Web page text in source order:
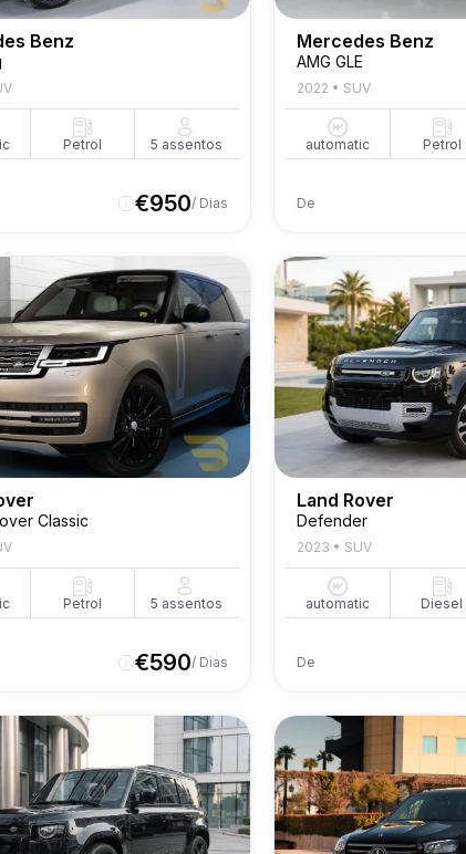
Benz
Petrol 5 assentos
€950/ Dias
Mercedes Benz
AMG GLE
2022 • SUV
automatic Petrol
De
Classic
Petrol 5 assentos
€590/ Dias
Land Rover
Defender
2023 • SUV
automatic Diesel
De